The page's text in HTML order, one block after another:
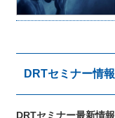
DRTセミナー情報
DRTセミナー最新情報